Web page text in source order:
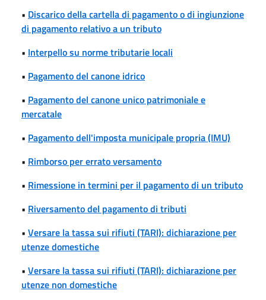
• Discarico della cartella di pagamento o di ingiunzione
di pagamento relativo a un tributo
• Interpello su norme tributarie locali
• Pagamento del canone idrico
• Pagamento del canone unico patrimoniale e
mercatale
• Pagamento dell'imposta municipale propria (IMU)
• Rimborso per errato versamento
• Rimessione in termini per il pagamento di un tributo
• Riversamento del pagamento di tributi
• Versare la tassa sui rifiuti (TARI): dichiarazione per
utenze domestiche
• Versare la tassa sui rifiuti (TARI): dichiarazione per
utenze non domestiche